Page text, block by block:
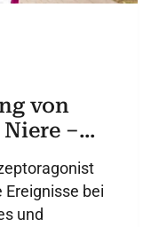
von
–
bei
und